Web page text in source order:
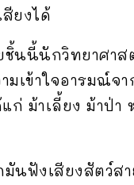
สียงได้
ชิ้นนี้นักวิทยาศาส
มเข้าใจอารมณ์จา
ก่ ม้าเลี้ยง ม้าป่า
มันฟังเสียงสัตว์ส